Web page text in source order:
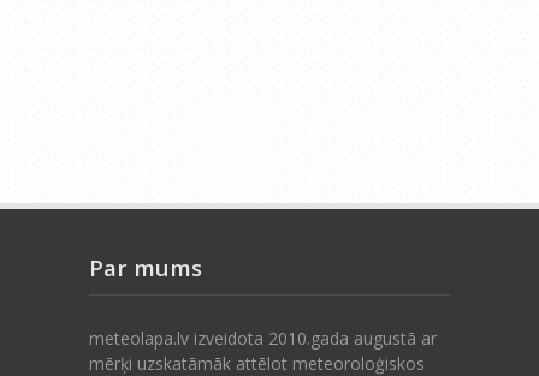
Par mums
meteolapa.lv izveidota 2010.gada augustā ar
mērķi uzskatāmāk attēlot meteoroloģiskos